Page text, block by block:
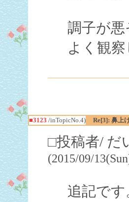
調子が
よく観
■3123 /inTopicNo.4) Re[3]: 鼻上
□投稿者/ だ
(2015/09/
追記です